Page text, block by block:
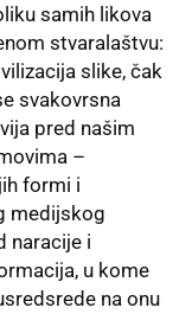
samih likova
stvaralaštvu:
slike, čak
svakovrsna
pred našim
–
formi i
medijskog
naracije i
u kome
na onu